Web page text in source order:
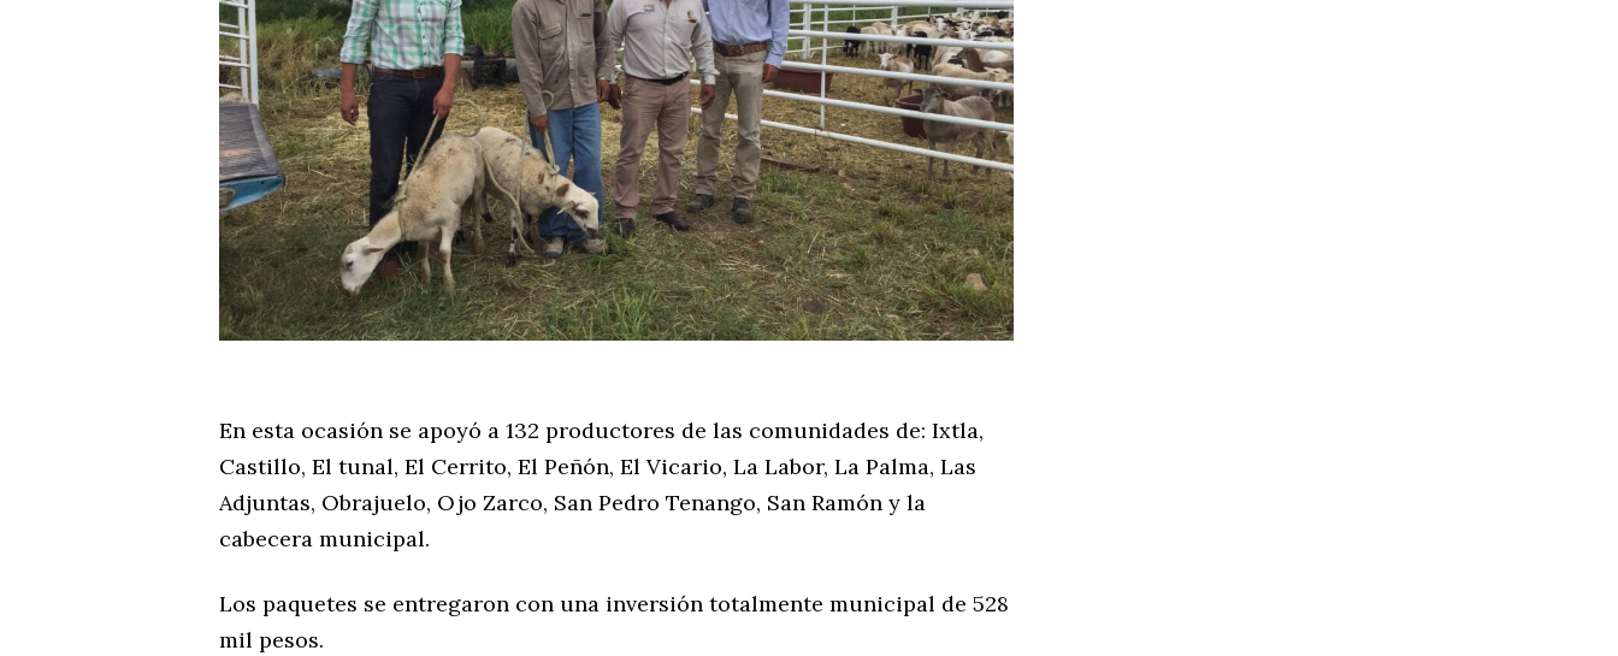
En esta ocasión se apoyó a 132 productores de las comunidades de: Ixtla,
Castillo, El tunal, El Cerrito, El Peñón, El Vicario, La Labor, La Palma, Las
Adjuntas, Obrajuelo, Ojo Zarco, San Pedro Tenango, San Ramón y la
cabecera municipal.
Los paquetes se entregaron con una inversión totalmente municipal de 528
mil pesos.